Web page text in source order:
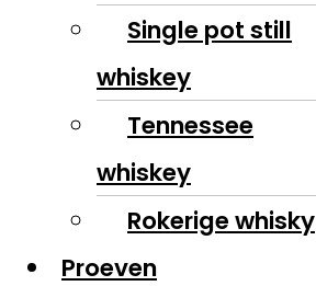
Single pot still
whiskey
Tennessee
whiskey
Rokerige whisky
Proeven